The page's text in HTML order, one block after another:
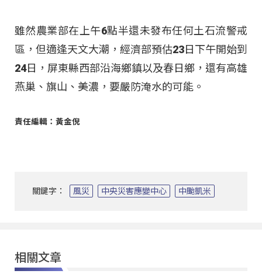
雖然農業部在上午6點半還未發布任何土石流警戒
區，但適逢天文大潮，經濟部預估23日下午開始到
24日，屏東縣西部沿海鄉鎮以及春日鄉，還有高雄
燕巢、旗山、美濃，要嚴防淹水的可能。
責任編輯：黃金倪
關鍵字： 風災 中央災害應變中心 中颱凱米
相關文章